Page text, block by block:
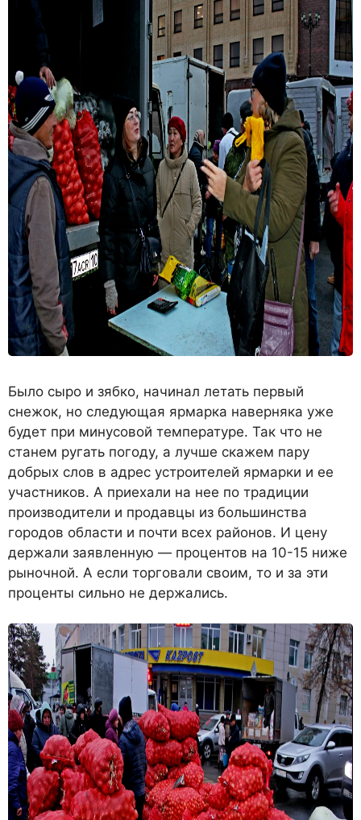
Было сыро и зябко, начинал летать первый
снежок, но следующая ярмарка наверняка уже
будет при минусовой температуре. Так что не
станем ругать погоду, а лучше скажем пару
добрых слов в адрес устроителей ярмарки и ее
участников. А приехали на нее по традиции
производители и продавцы из большинства
городов области и почти всех районов. И цену
держали заявленную — процентов на 10-15 ниже
рыночной. А если торговали своим, то и за эти
проценты сильно не держались.